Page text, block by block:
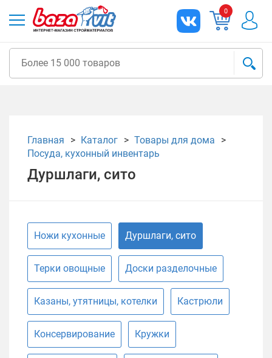
0
Главная Каталог
Товары для дома
Посуда, кухонный инвентарь
Дуршлаги, сито
Ножи кухонные Дуршлаги, сито
Терки овощные Доски разделочные
Казаны, утятницы, котелки Кастрюли
Консервирование Кружки